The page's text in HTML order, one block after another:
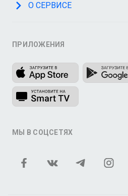
О СЕРВИСЕ
ПРИЛОЖЕНИЯ
МЫ В СОЦСЕТЯХ